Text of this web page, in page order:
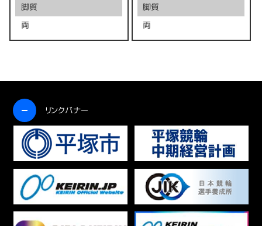
脚質
両
脚質
両
リンクバナー
開く